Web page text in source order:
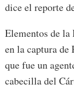
dice el reporte
Elementos de
en la captura de
que fue un
cabecilla del